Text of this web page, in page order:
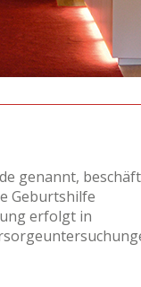
genannt,
Geburtshilfe
erfolgt in